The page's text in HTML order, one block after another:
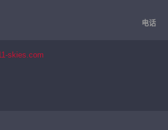
电话
skies.com